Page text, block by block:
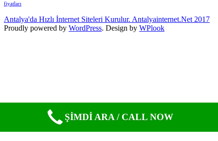
fiyatları
Antalya'da Hızlı İnternet Siteleri Kurulur. Antalyainternet.Net 2017
Proudly powered by WordPress. Design by WPlook
ŞİMDİ ARA / CALL NOW